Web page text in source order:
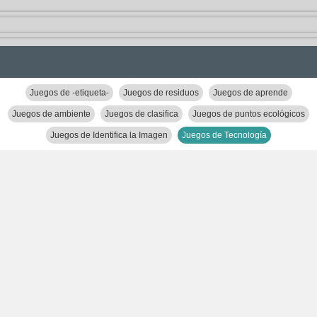
Juegos de -etiqueta- Juegos de residuos Juegos de aprende
Juegos de ambiente Juegos de clasifica Juegos de puntos ecológicos
Juegos de Identifica la Imagen Juegos de Tecnología